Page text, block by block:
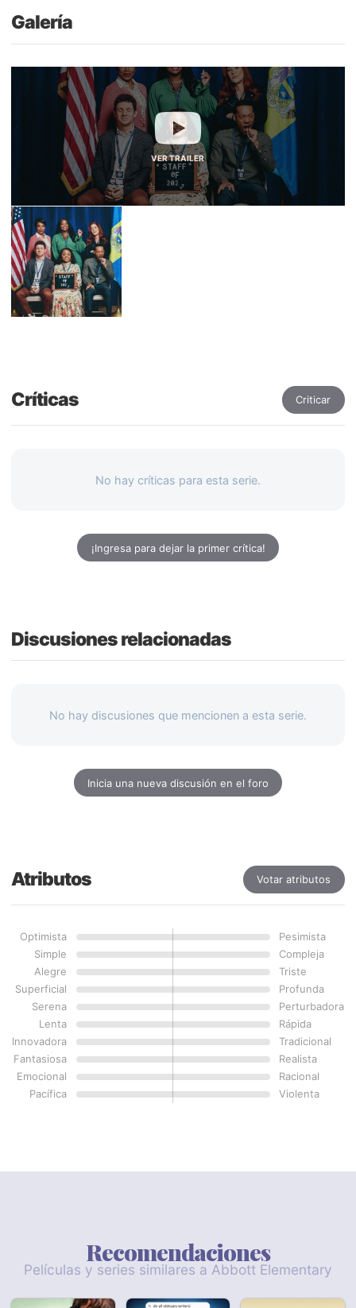
Galería
VER TRAILER
Críticas Criticar
No hay críticas para esta serie.
¡Ingresa para dejar la primer crítica!
Discusiones relacionadas
No hay discusiones que mencionen a esta serie.
Inicia una nueva discusión en el foro
Atributos Votar atributos
Optimista
Pesimista
Simple
Compleja
Alegre
Triste
Superficial
Profunda
Serena
Perturbadora
Lenta
Rápida
Innovadora
Tradicional
Fantasiosa
Realista
Emocional
Racional
Pacífica
Violenta
Recomendaciones
Películas y series similares a Abbott Elementary